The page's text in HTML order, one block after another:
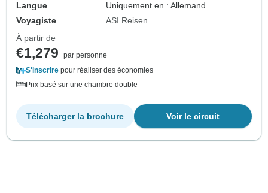
Langue
Uniquement en : Allemand
Voyagiste
ASI Reisen
À partir de
€1,279
par personne
S'inscrire pour réaliser des économies
Prix basé sur une chambre double
Voir le circuit
Télécharger la brochure